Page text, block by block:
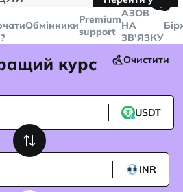
Telegram
ОбмінникиPremium
support
🤙
AЗОВ
НА
ЗВ'ЯЗКУ
курс Очистити
USDT
INR